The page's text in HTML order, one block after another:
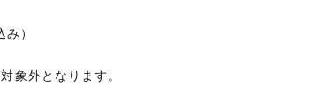
）
象外となります。